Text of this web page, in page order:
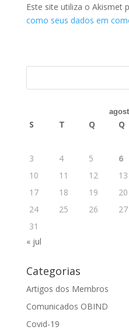
Este site utiliza o Akismet
como seus dados em
S T Q Q
3
4 5 6
10
11 12 13
17
18 19 20
24
25 26 27
31
« jul
Categorias
Artigos dos Membros
Comunicados OBIND
Covid-19